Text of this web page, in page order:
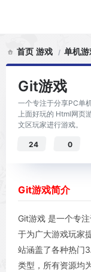
首页 游戏 单机游
Git游戏
一个专注于分享PC单
上面好玩的 Html网页
文区玩家进行游戏。
24 0
Git游戏简介
Git游戏 是一个专
于为广大游戏玩家
站涵盖了各种热门
类型，所有资源均